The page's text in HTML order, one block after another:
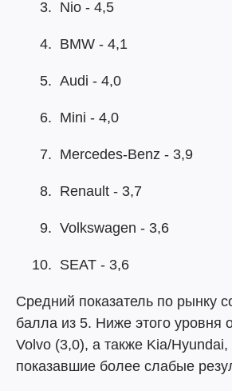
Nio - 4,5
BMW - 4,1
Audi - 4,0
Mini - 4,0
Mercedes-Benz - 3,9
Renault - 3,7
Volkswagen - 3,6
SEAT - 3,6
Средний показатель по рынку
балла из 5. Ниже этого уровня
Volvo (3,0), а также Kia/
показавшие более слабые